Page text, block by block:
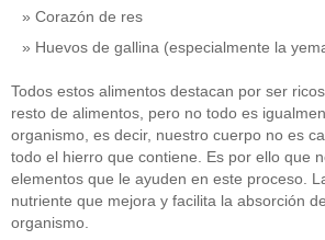
Corazón de res
Huevos de gallina (especialmente la
Todos estos alimentos destacan por ser
resto de alimentos, pero no todo es
organismo, es decir, nuestro cuerpo no es
todo el hierro que contiene. Es por ello que
elementos que le ayuden en este proceso.
nutriente que mejora y facilita la absorción
organismo.